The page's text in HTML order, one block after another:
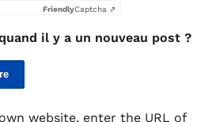
FriendlyCaptcha ⇗
il y a un nouveau post ?
website, enter the URL of